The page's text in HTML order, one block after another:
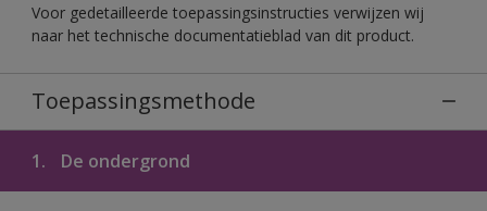
Voor gedetailleerde toepassingsinstructies verwijzen wij
naar het technische documentatieblad van dit product.
Toepassingsmethode
1. De ondergrond